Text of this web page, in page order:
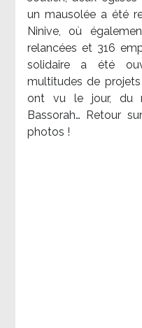
un mausolée a été
Ninive, où
relancées et 316
solidaire a été
multitudes de
ont vu le jour, du
Bassorah… Retour
photos !